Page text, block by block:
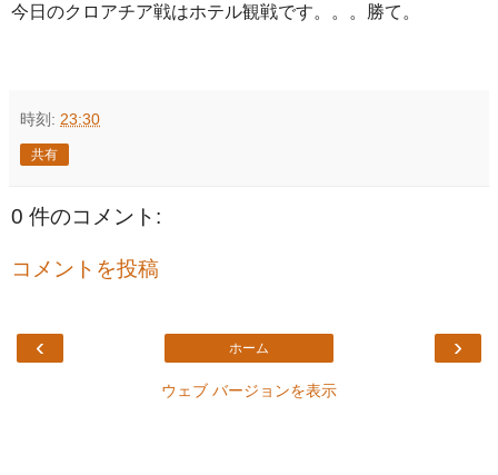
今日のクロアチア戦はホテル観戦です。。。勝て。
時刻: 23:30
共有
0 件のコメント:
コメントを投稿
‹ ›
ホーム
ウェブ バージョンを表示